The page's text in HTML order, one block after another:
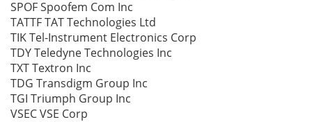
SPOF Spoofem Com Inc
TATTF TAT Technologies Ltd
TIK Tel-Instrument Electronics Corp
TDY Teledyne Technologies Inc
TXT Textron Inc
TDG Transdigm Group Inc
TGI Triumph Group Inc
VSEC VSE Corp